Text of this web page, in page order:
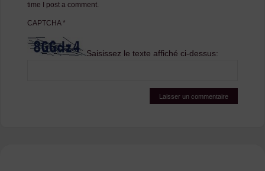
time I post a comment.
CAPTCHA*
Saisissez le texte affiché ci-dessus: